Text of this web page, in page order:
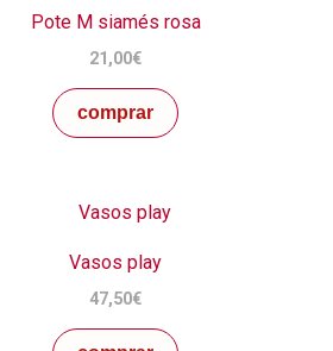
Pote M siamés rosa
21,00€
comprar
Vasos play
47,50€